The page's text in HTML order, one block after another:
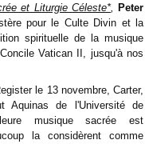
et Liturgie Céleste*, Peter
pour le Culte Divin et la
spirituelle de la musique
Vatican II, jusqu'à nos
le 13 novembre, Carter,
Aquinas de l'Université de
musique sacrée est
la considèrent comme